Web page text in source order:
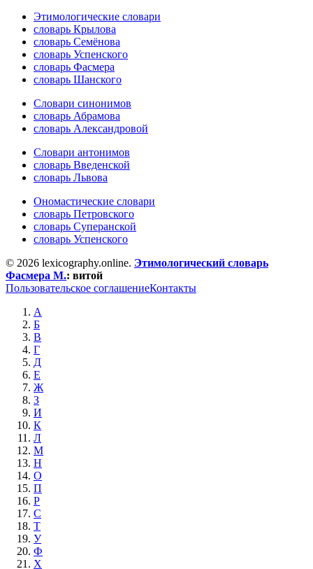
Этимологические словари
словарь Крылова
словарь Семёнова
словарь Успенского
словарь Фасмера
словарь Шанского
Словари синонимов
словарь Абрамова
словарь Александровой
Словари антонимов
словарь Введенской
словарь Львова
Ономастические словари
словарь Петровского
словарь Суперанской
словарь Успенского
© 2026 lexicography.online. Этимологический словарь
Фасмера М.: витой
Пользовательское соглашениеКонтакты
А
Б
В
Г
Д
Е
Ж
З
И
К
Л
М
Н
О
П
Р
С
Т
У
Ф
Х